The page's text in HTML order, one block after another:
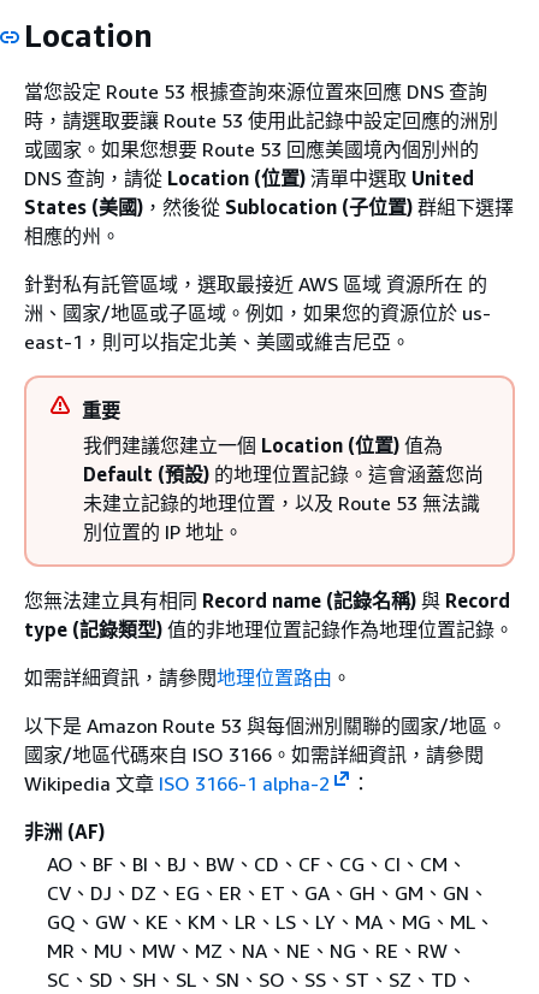
Location
當您設定 Route 53 根據查詢來源位置來回應 DNS 查詢
時，請選取要讓 Route 53 使用此記錄中設定回應的洲別
或國家。如果您想要 Route 53 回應美國境內個別州的
DNS 查詢，請從 Location (位置) 清單中選取 United
States (美國) ，然後從 Sublocation (子位置) 群組下選擇
相應的州。
針對私有託管區域，選取最接近 AWS 區域 資源所在 的
洲、國家/地區或子區域。例如，如果您的資源位於 us-
east-1，則可以指定北美、美國或維吉尼亞。
重要
我們建議您建立一個 Location (位置) 值為
Default (預設) 的地理位置記錄。這會涵蓋您尚
未建立記錄的地理位置，以及 Route 53 無法識
別位置的 IP 地址。
您無法建立具有相同 Record name (記錄名稱) 與 Record
type (記錄類型) 值的非地理位置記錄作為地理位置記錄。
如需詳細資訊，請參閱地理位置路由 。
以下是 Amazon Route 53 與每個洲別關聯的國家/地區。
國家/地區代碼來自 ISO 3166。如需詳細資訊，請參閱
Wikipedia 文章 ISO 3166-1 alpha-2
：
非洲 (AF)
AO、BF、BI、BJ、BW、CD、CF、CG、CI、CM、
CV、DJ、DZ、EG、ER、ET、GA、GH、GM、GN、
GQ、GW、KE、KM、LR、LS、LY、MA、MG、ML、
MR、MU、MW、MZ、NA、NE、NG、RE、RW、
SC、SD、SH、SL、SN、SO、SS、ST、SZ、TD、